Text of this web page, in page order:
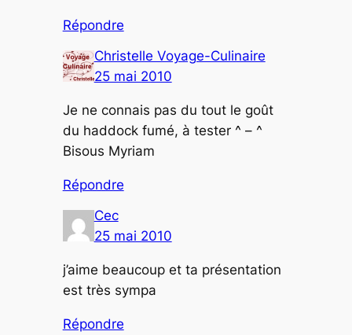
Répondre
Christelle Voyage-Culinaire
25 mai 2010
Je ne connais pas du tout le goût
du haddock fumé, à tester ^ – ^
Bisous Myriam
Répondre
Cec
25 mai 2010
j’aime beaucoup et ta présentation
est très sympa
Répondre